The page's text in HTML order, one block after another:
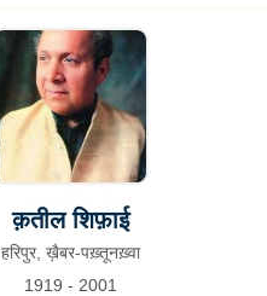
क़तील शिफ़ाई
हरिपुर, ख़ैबर-पख़्तूनख़्वा
1919 - 2001